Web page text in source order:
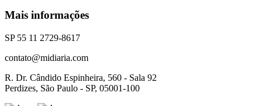
Mais informações
SP 55 11 2729-8617
contato@midiaria.com
R. Dr. Cândido Espinheira, 560 - Sala 92
Perdizes, São Paulo - SP, 05001-100